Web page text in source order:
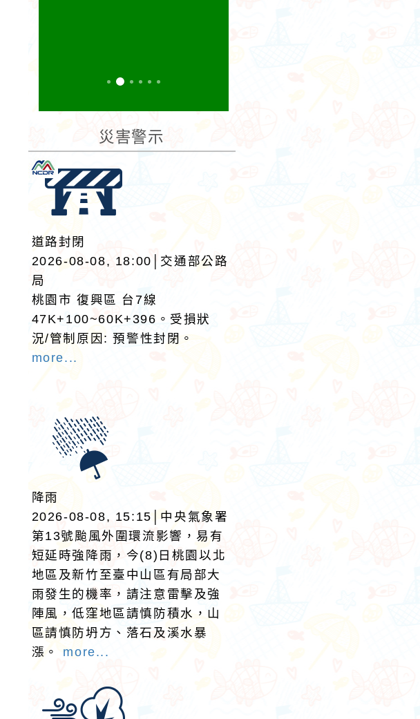
災害警示
道路封閉
2026-08-08, 18:00│交通部公路
局
桃園市 復興區 台7線
47K+100~60K+396。受損狀
況/管制原因: 預警性封閉。
more...
降雨
2026-08-08, 15:15│中央氣象署
第13號颱風外圍環流影響，易有
短延時強降雨，今(8)日桃園以北
地區及新竹至臺中山區有局部大
雨發生的機率，請注意雷擊及強
陣風，低窪地區請慎防積水，山
區請慎防坍方、落石及溪水暴
漲。 more...